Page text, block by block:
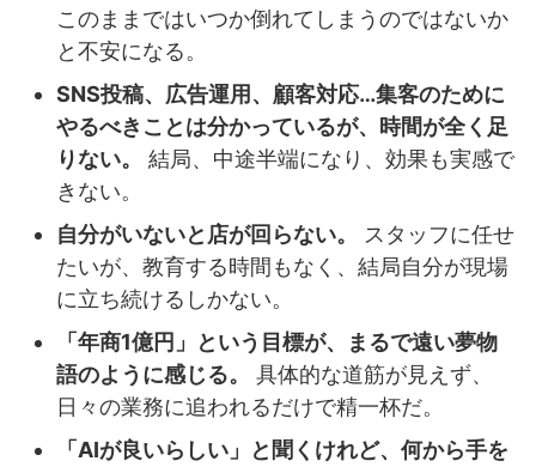
このままではいつか倒れてしまうのではないか
と不安になる。
SNS投稿、広告運用、顧客対応…集客のために
やるべきことは分かっているが、時間が全く足
りない。
結局、中途半端になり、効果も実感で
きない。
自分がいないと店が回らない。
スタッフに任せ
たいが、教育する時間もなく、結局自分が現場
に立ち続けるしかない。
「年商1億円」という目標が、まるで遠い夢物
語のように感じる。
具体的な道筋が見えず、
日々の業務に追われるだけで精一杯だ。
「AIが良いらしい」と聞くけれど、何から手を